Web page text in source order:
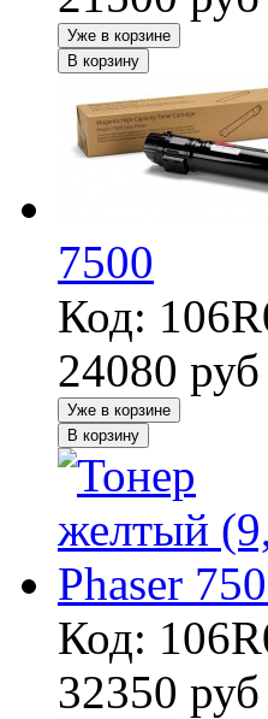
Уже в корзине
В корзину
7500
Код:
24080 руб
Уже в корзине
В корзину
Код:
32350 руб